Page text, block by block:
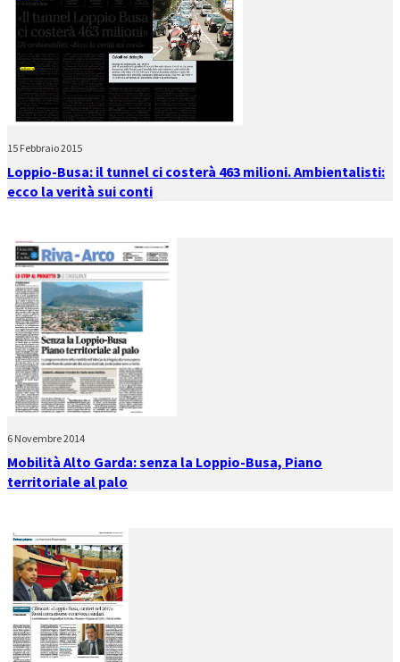
15 Febbraio 2015
Loppio-Busa: il tunnel ci costerà 463 milioni. Ambientalisti:
ecco la verità sui conti
6 Novembre 2014
Mobilità Alto Garda: senza la Loppio-Busa, Piano
territoriale al palo